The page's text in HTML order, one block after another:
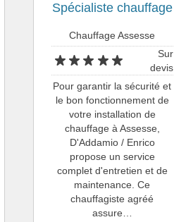
Spécialiste chauffage
Chauffage Assesse
Sur
devis
Pour garantir la sécurité et
le bon fonctionnement de
votre installation de
chauffage à Assesse,
D'Addamio / Enrico
propose un service
complet d'entretien et de
maintenance. Ce
chauffagiste agréé
assure…